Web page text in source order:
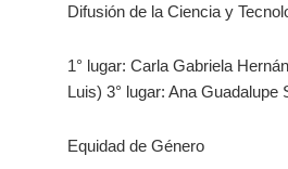
Difusión de la Ciencia y
1° lugar: Carla Gabriela
Luis) 3° lugar: Ana
Equidad de Género